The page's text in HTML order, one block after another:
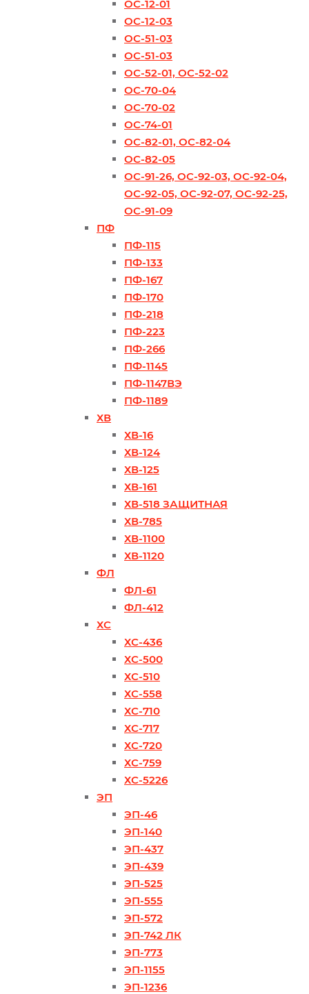
ОС-12-01
ОС-12-03
ОС-51-03
ОС-51-03
ОС-52-01, ОС-52-02
ОС-70-04
ОС-70-02
ОС-74-01
ОС-82-01, ОС-82-04
ОС-82-05
ОС-91-26, ОС-92-03, ОС-92-04,
ОС-92-05, ОС-92-07, ОС-92-25,
ОС-91-09
ПФ
ПФ-115
ПФ-133
ПФ-167
ПФ-170
ПФ-218
ПФ-223
ПФ-266
ПФ-1145
ПФ-1147ВЭ
ПФ-1189
ХВ
ХВ-16
ХВ-124
ХВ-125
ХВ-161
ХВ-518 ЗАЩИТНАЯ
ХВ-785
ХВ-1100
ХВ-1120
ФЛ
ФЛ-61
ФЛ-412
ХС
ХС-436
ХС-500
ХС-510
ХС-558
ХС-710
ХС-717
ХС-720
ХС-759
ХС-5226
ЭП
ЭП-46
ЭП-140
ЭП-437
ЭП-439
ЭП-525
ЭП-555
ЭП-572
ЭП-742 ЛК
ЭП-773
ЭП-1155
ЭП-1236